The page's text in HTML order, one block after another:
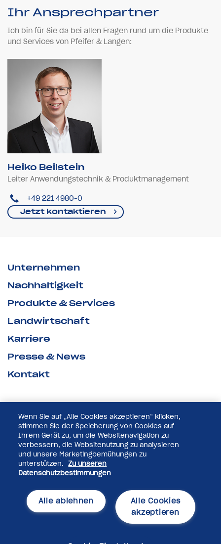
Ihr Ansprechpartner
Ich bin für Sie da bei allen Fragen rund um die Produkte
und Services von Pfeifer & Langen:
Heiko Beilstein
Leiter Anwendungstechnik & Produktmanagement
+49 221 4980-0
Jetzt kontaktieren
Unternehmen
Nachhaltigkeit
Produkte & Services
Landwirtschaft
Karriere
Presse & News
Kontakt
© 2025 Pfeifer & Langen GmbH & Co. KG
Datenschutzerklärung
Wenn Sie auf „Alle Cookies akzeptieren“ klicken,
stimmen Sie der Speicherung von Cookies auf
Ihrem Gerät zu, um die Websitenavigation zu
verbessern, die Websitenutzung zu analysieren
und unsere Marketingbemühungen zu
unterstützen.
Zu unseren
Datenschutzbestimmungen
Alle Cookies
akzeptieren
Alle ablehnen